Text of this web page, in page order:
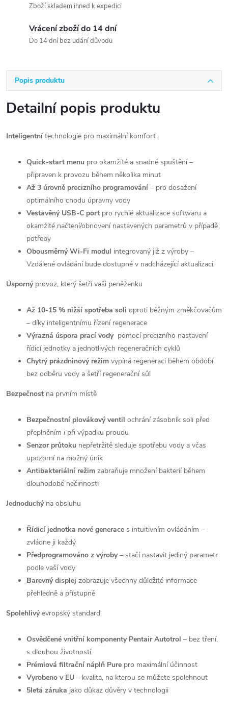
Zboží skladem ihned k expedici
Vrácení zboží do 14 dní
Do 14 dní bez udání důvodu
Popis produktu
Detailní popis produktu
Inteligentní technologie pro maximální komfort
Quick-start menu pro okamžité a snadné spuštění –
připraven k provozu během několika minut
Až 3 úrovně precizního programování – pro dosažení
optimálního chodu úpravny vody
Vestavěný USB-C port pro rychlé aktualizace softwaru a
okamžité načtení/obnovení nastavených parametrů v případě
potřeby
Obousměrný Wi-Fi modul integrovaný již z výroby –
Vzdálené ovládání bude dostupné v nadcházející aktualizaci
Úspornýprovoz, který šetří vaši peněženku
Až 10-15 % nižší spotřeba soli oproti běžným změkčovačům
– díky inteligentnímu řízení regenerace
Výrazná úspora prací vodypomocí precizního nastavení
řídicí jednotky a jednotlivých regeneračních cyklů
Chytrý prázdninový režim vypíná regeneraci během období
bez odběru vody a šetří regenerační sůl
Bezpečnost na prvním místě
Bezpečnostní plovákový ventil ochrání zásobník soli před
přeplněním i při výpadku proudu
Senzor průtoku nepřetržitě sleduje spotřebu vody a včas
upozorní na možný únik
Antibakteriální režim zabraňuje množení bakterií během
dlouhodobé nečinnosti
Jednoduchýna obsluhu
Řídicí jednotka nové generace s intuitivním ovládáním –
zvládne ji každý
Předprogramováno z výroby– stačí nastavit jediný parametr
podle vaší vody
Barevný displej zobrazuje všechny důležité informace
přehledně a přístupně
Spolehlivýevropský standard
Osvědčené vnitřní komponenty Pentair Autotrol – bez tření,
s dlouhou životností
Prémiová filtrační náplň Pure pro maximální účinnost
Vyrobeno v EU – kvalita, na kterou se můžete spolehnout
5letá záruka jako důkaz důvěry v technologii